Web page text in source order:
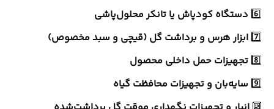
6️⃣ دستگاه کودپاش یا تانکر محلول‌پاشی
7️⃣ابزار هرس و برداشت گل (قیچی و سبد مخصوص)
8️⃣تجهیزات حمل داخلی محصول
9️⃣ سایه‌بان و تجهیزات محافظت گیاه